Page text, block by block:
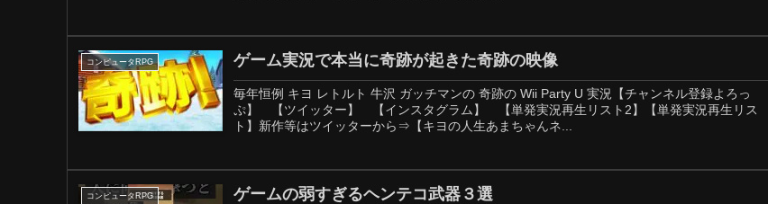
コンピュータRPG ゲーム実況で本当に奇跡が起きた奇跡の映像
毎年恒例 キヨ レトルト 牛沢 ガッチマンの 奇跡の Wii Party U 実況【チャンネル登録よろっ
ぷ】 【ツイッター】 【インスタグラム】 【単発実況再生リスト2】【単発実況再生リス
ト】新作等はツイッターから⇒【キヨの人生あまちゃんネ...
コンピュータRPG ゲームの弱すぎるヘンテコ武器３選